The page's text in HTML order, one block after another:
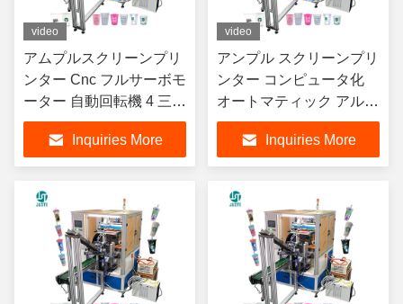
video
アムプルスクリーンプリ
ンター Cnc フルサーボモ
ーター 自動回転機 4 三色
3色シルクスクリーン印
刷機
Inquiries More
video
アンプル スクリーンプリ
ンター コンピュータ化
オートマティック アルミ
缶 プリント スクリーン
プリンタ バレル用 リッ
プスティック 蓋
Inquiries More